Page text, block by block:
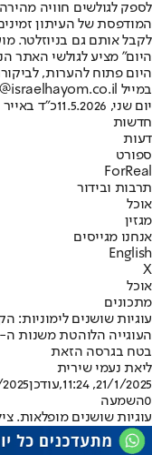
לספק לגולשים חוויה
המודפסת של העיתון
לקבל אותם גם בניוזלטר.
היום" מציע לגולשי האתר
היום פתוח להערות,
במייל hayom@israelhayom.co.il.
יום שני, 11.5.2026
כ"ד
חדשות
דעות
ספורט
ForReal
תרבות ובידור
אוכל
מגזין
אנחנו מגייסים
English
X
אוכל
מתכונים
עוגיות שושנים
בטח בגרסה הזאת
ליאת נעמי שירית
21/1/2025, 11:24
,עודכן12:43
0השמעה
עוגיות שושנים מופלאות.